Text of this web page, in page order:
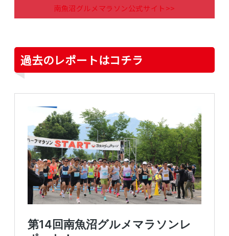
南魚沼グルメマラソン公式サイト>>
過去のレポートはコチラ